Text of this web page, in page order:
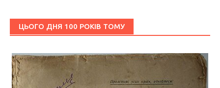
ЦЬОГО ДНЯ 100 РОКІВ ТОМУ